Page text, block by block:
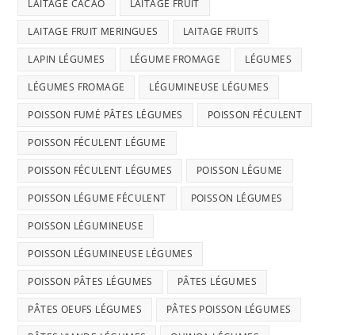
LAITAGE CACAO LAITAGE FRUIT
LAITAGE FRUIT MERINGUES LAITAGE FRUITS
LAPIN LÉGUMES LÉGUME FROMAGE LÉGUMES
LÉGUMES FROMAGE LÉGUMINEUSE LÉGUMES
POISSON FUMÉ PÂTES LÉGUMES POISSON FÉCULENT
POISSON FÉCULENT LÉGUME
POISSON FÉCULENT LÉGUMES POISSON LÉGUME
POISSON LÉGUME FÉCULENT POISSON LÉGUMES
POISSON LÉGUMINEUSE
POISSON LÉGUMINEUSE LÉGUMES
POISSON PÂTES LÉGUMES PÂTES LÉGUMES
PÂTES OEUFS LÉGUMES PÂTES POISSON LÉGUMES